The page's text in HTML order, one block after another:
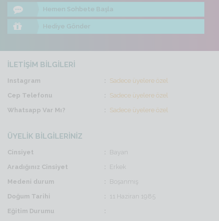
Hemen Sohbete Başla
Hediye Gönder
İLETİŞİM BİLGİLERİ
Instagram
Sadece üyelere özel
Cep Telefonu
Sadece üyelere özel
Whatsapp Var Mı?
Sadece üyelere özel
ÜYELİK BİLGİLERİNİZ
Cinsiyet
Bayan
Aradığınız Cinsiyet
Erkek
Medeni durum
Boşanmış
Doğum Tarihi
11 Haziran 1985
Eğitim Durumu